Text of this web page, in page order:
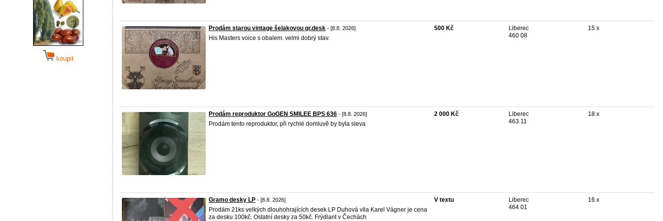
koupit
Prodám starou vintage šelakovou gr.desk - [8.8. 2026]
His Masters voice s obalem. velmi dobrý stav.
500 Kč
Liberec
460 08
15 x
Prodám reproduktor GoGEN SMILEE BPS 636 - [8.8. 2026]
Prodám tento reproduktor, při rychlé domluvě by byla sleva
2 000 Kč
Liberec
463 11
18 x
Gramo desky LP - [8.8. 2026]
Prodám 21ks velkých dlouhohrajících desek LP Duhová víla Karel Vágner je cena
za desku 100kč. Ostatní desky za 50kč. Frýdlant v Čechách
V textu
Liberec
464 01
16 x